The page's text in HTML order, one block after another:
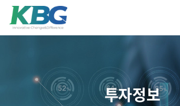
투자정보